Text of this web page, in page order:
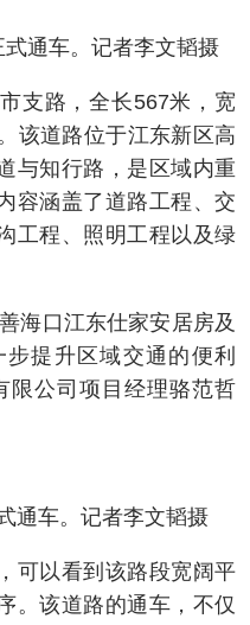
通车。记者李文韬摄
路，全长567米，宽
该道路位于江东新区高
与知行路，是区域内重
容涵盖了道路工程、交
工程、照明工程以及绿
口江东仕家安居房及
提升区域交通的便利
限公司项目经理骆范哲
通车。记者李文韬摄
以看到该路段宽阔平
。该道路的通车，不仅